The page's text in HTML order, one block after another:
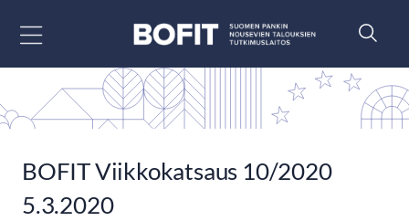
BOFIT Viikkokatsaus 10/2020
5.3.2020